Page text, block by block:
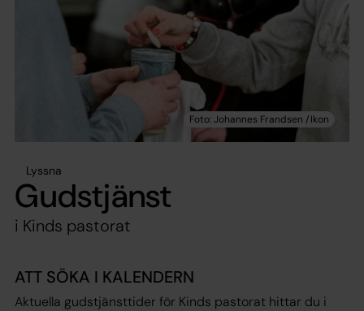
Lyssna
Gudstjänst
i Kinds pastorat
ATT SÖKA I KALENDERN
Aktuella gudstjänsttider för Kinds pastorat hittar du i